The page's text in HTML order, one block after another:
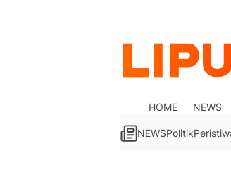
HOME NEWS
NEWSPolitik